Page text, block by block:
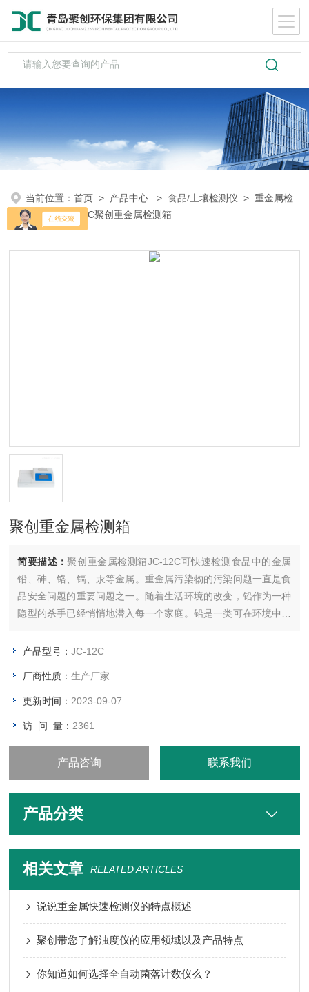
当前位置：首页 > 产品中心 >食品/土壤检测仪 >重金属检
测仪> JC-12C聚创重金属检测箱
聚创重金属检测箱
简要描述：聚创重金属检测箱JC-12C可快速检测食品中的金属
铅、砷、铬、镉、汞等金属。重金属污染物的污染问题一直是食
品安全问题的重要问题之一。随着生活环境的改变，铅作为一种
隐型的杀手已经悄悄地潜入每一个家庭。铅是一类可在环境中长
的有毒环境污染物。铅中毒的危害主要表现在对神经系统、血液
产品型号：JC-12C
厂商性质：生产厂家
更新时间： 2023-09-07
访 问 量： 2361
产品咨询 联系我们
产品分类
相关文章 RELATED ARTICLES
说说重金属快速检测仪的特点概述
聚创带您了解浊度仪的应用领域以及产品特点
你知道如何选择全自动菌落计数仪么？